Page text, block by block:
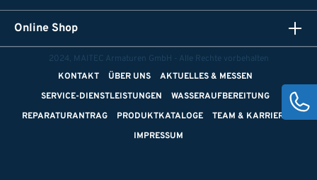
Online Shop
2024, MAITEC Armaturen GmbH - Alle Rechte vorbehalten
KONTAKT
ÜBER UNS
AKTUELLES & MESSEN
SERVICE-DIENSTLEISTUNGEN
WASSERAUFBEREITUNG
REPARATURANTRAG
PRODUKTKATALOGE
TEAM & KARRIERE
IMPRESSUM